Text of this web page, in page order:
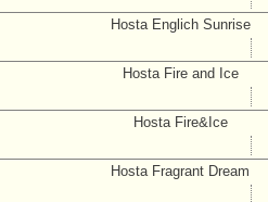
Hosta Englich Sunrise
Hosta Fire and Ice
Hosta Fire&Ice
Hosta Fragrant Dream